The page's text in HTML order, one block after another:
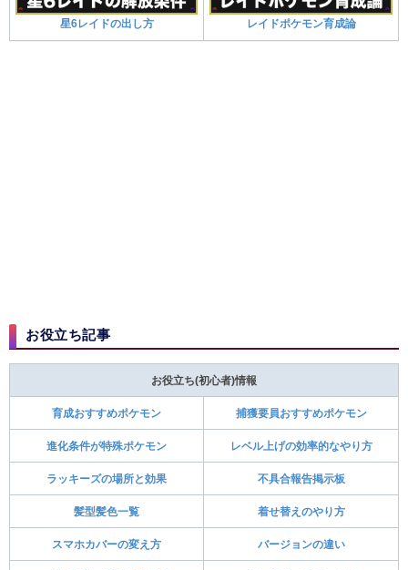
星6レイドの出し方 レイドポケモン育成論
お役立ち記事
お役立ち(初心者)情報
育成おすすめポケモン 捕獲要員おすすめポケモン
進化条件が特殊ポケモン レベル上げの効率的なやり方
ラッキーズの場所と効果 不具合報告掲示板
髪型髪色一覧 着せ替えのやり方
スマホカバーの変え方 バージョンの違い